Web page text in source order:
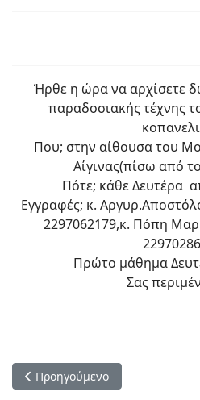
Ήρθε η ώρα να αρχίσετε
παραδοσιακής τέχνης
Που; στην αίθουσα του
Αίγινας(πίσω από
Πότε; κάθε Δευτέρα
Εγγραφές; κ.
2297062179,κ. Πόπη
Πρώτο μάθημα
Σας
Προηγούμενο άρθρο:
Προηγούμενο